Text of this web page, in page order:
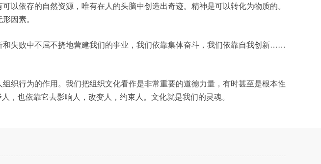
以依存的自然资源，唯有在人的头脑中创造出奇迹。精神是可以转化为物质的。
因素。
失败中不屈不挠地营建我们的事业，我们依靠集体奋斗，我们依靠自我创新……
织行为的作用。我们把组织文化看作是非常重要的道德力量，有时甚至是根本性
，也依靠它去影响人，改变人，约束人。文化就是我们的灵魂。